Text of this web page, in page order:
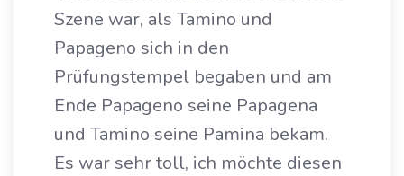
Szene war, als Tamino und
Papageno sich in den
Prüfungstempel begaben und am
Ende Papageno seine Papagena
und Tamino seine Pamina bekam.
Es war sehr toll, ich möchte diesen